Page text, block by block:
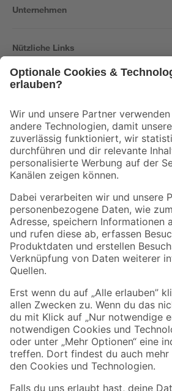
Unternehmen
Nützliche Links
Der toom Newsletter: Keine Angebote und
Zur Newsletter Anmeldung
Folge uns
Zahlungsarten
Sicher einkaufen
Jetzt die toom-App herunterladen